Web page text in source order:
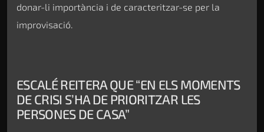
donar-li importància i de caracteritzar-se per la
improvisació.
ESCALÉ REITERA QUE “EN ELS MOMENTS
DE CRISI S’HA DE PRIORITZAR LES
PERSONES DE CASA”